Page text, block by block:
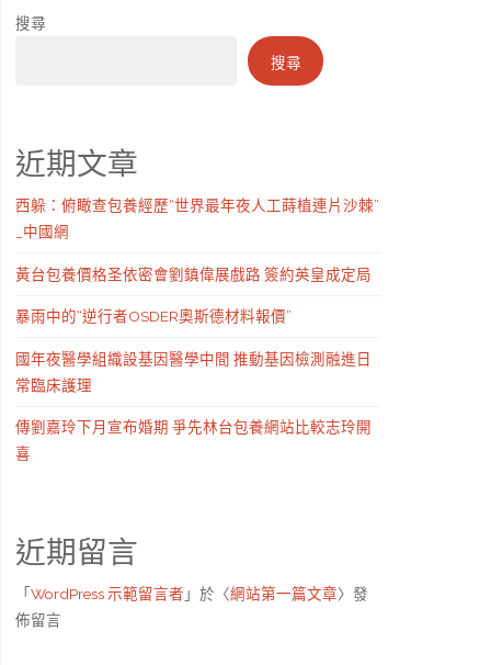
搜尋
搜尋
近期文章
西躲：俯瞰查包養經歷“世界最年夜人工蒔植連片沙棘”
_中國網
黃台包養價格圣依密會劉鎮偉展戲路 簽約英皇成定局
暴雨中的“逆行者OSDER奧斯德材料報價”
國年夜醫學組織設基因醫學中間 推動基因檢測融進日
常臨床護理
傳劉嘉玲下月宣布婚期 爭先林台包養網站比較志玲開
喜
近期留言
「WordPress 示範留言者 」於〈網站第一篇文章〉發
佈留言